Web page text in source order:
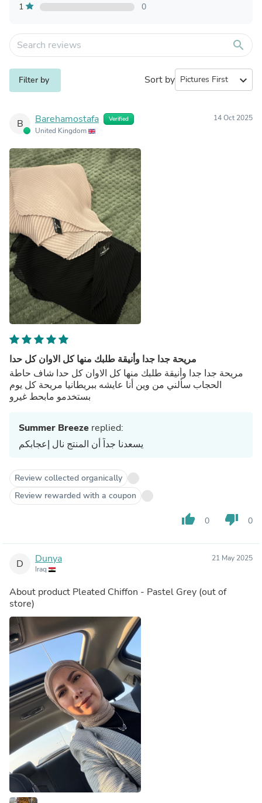
1
0
search
Filter by Sort by expand_more
B Barehamostafa Verified
United Kingdom
14 Oct 2025
مريحة جدا جدا وأنيقة طلبك منها كل الاوان كل حدا
مريحة جدا جدا وأنيقة طلبك منها كل الاوان كل حدا شاف حاطة
الحجاب سألني من وين أنا عايشه ببريطانيا مريحة كل يوم
بستخدمو مابحط غيرو
Summer Breeze replied:
يسعدنا جداً أن المنتج نال إعجابكم
Review collected organically
Review rewarded with a coupon
thumb_up 0 thumb_down 0
D Dunya
Iraq
21 May 2025
About product Pleated Chiffon - Pastel Grey
store)